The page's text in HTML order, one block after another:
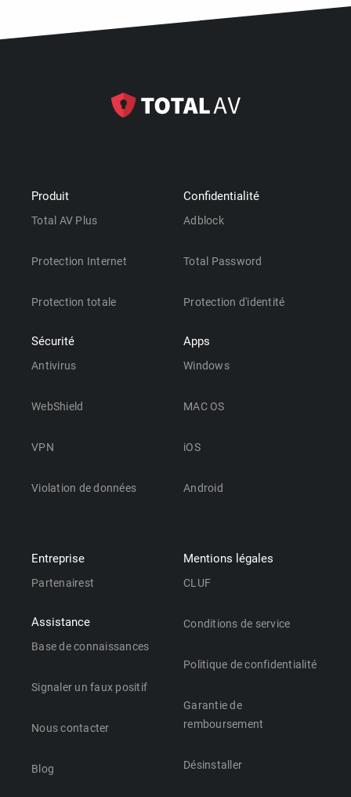
Produit
Total AV Plus
Protection Internet
Protection totale
Sécurité
Antivirus
WebShield
VPN
Violation de données
Confidentialité
Adblock
Total Password
Protection d'identité
Apps
Windows
MAC OS
iOS
Android
Entreprise
Partenairest
Assistance
Base de connaissances
Signaler un faux positif
Nous contacter
Blog
Mentions légales
CLUF
Conditions de service
Politique de confidentialité
Garantie de
remboursement
Désinstaller